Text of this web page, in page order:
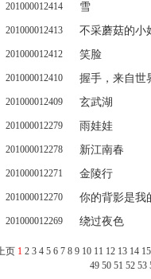
201000012414 雪
201000012413 不采蘑菇的小
201000012412 笑脸
201000012410 握手，来自世
201000012409 玄武湖
201000012279 雨娃娃
201000012278 新江南春
201000012271 金陵行
201000012270 你的背影是我
201000012269 绕过夜色
页 1 2 3 4 5 6 7 8 9 10 11 12 13 14 15
49 50 51 52 53